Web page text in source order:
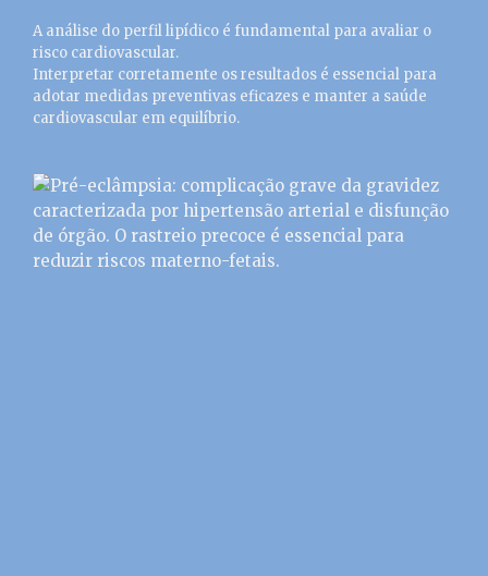
A análise do perfil lipídico é fundamental para avaliar o
risco cardiovascular.
Interpretar corretamente os resultados é essencial para
adotar medidas preventivas eficazes e manter a saúde
cardiovascular em equilíbrio.